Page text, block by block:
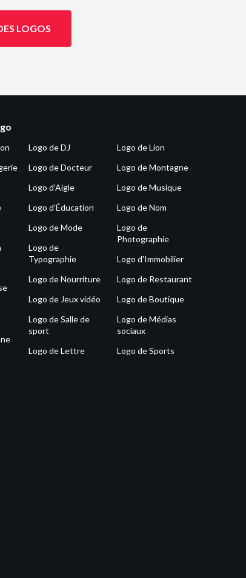
LOGOS
Logo de DJ
Logo de Docteur
Logo d'Aigle
Logo d'Éducation
Logo de Mode
Logo de
Typographie
Logo de Nourriture
Logo de Jeux vidéo
Logo de Salle de
sport
Logo de Lettre
Logo de Lion
Logo de Montagne
Logo de Musique
Logo de Nom
Logo de
Photographie
Logo d'Immobilier
Logo de Restaurant
Logo de Boutique
Logo de Médias
sociaux
Logo de Sports